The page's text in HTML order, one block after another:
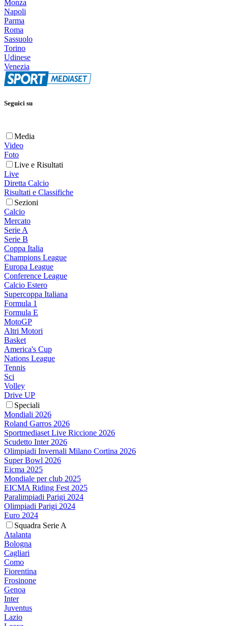
Monza
Napoli
Parma
Roma
Sassuolo
Torino
Udinese
Venezia
Seguici su
Media
Video
Foto
Live e Risultati
Live
Diretta Calcio
Risultati e Classifiche
Sezioni
Calcio
Mercato
Serie A
Serie B
Coppa Italia
Champions League
Europa League
Conference League
Calcio Estero
Supercoppa Italiana
Formula 1
Formula E
MotoGP
Altri Motori
Basket
America's Cup
Nations League
Tennis
Sci
Volley
Drive UP
Speciali
Mondiali 2026
Roland Garros 2026
Sportmediaset Live Riccione 2026
Scudetto Inter 2026
Olimpiadi Invernali Milano Cortina 2026
Super Bowl 2026
Eicma 2025
Mondiale per club 2025
EICMA Riding Fest 2025
Paralimpiadi Parigi 2024
Olimpiadi Parigi 2024
Euro 2024
Squadra Serie A
Atalanta
Bologna
Cagliari
Como
Fiorentina
Frosinone
Genoa
Inter
Juventus
Lazio